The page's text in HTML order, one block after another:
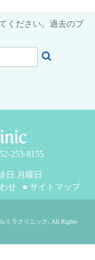
ください。過去のブ
253-8155
日:月曜日
せ ● サイトマップ
ミラクリニック
. All Rights